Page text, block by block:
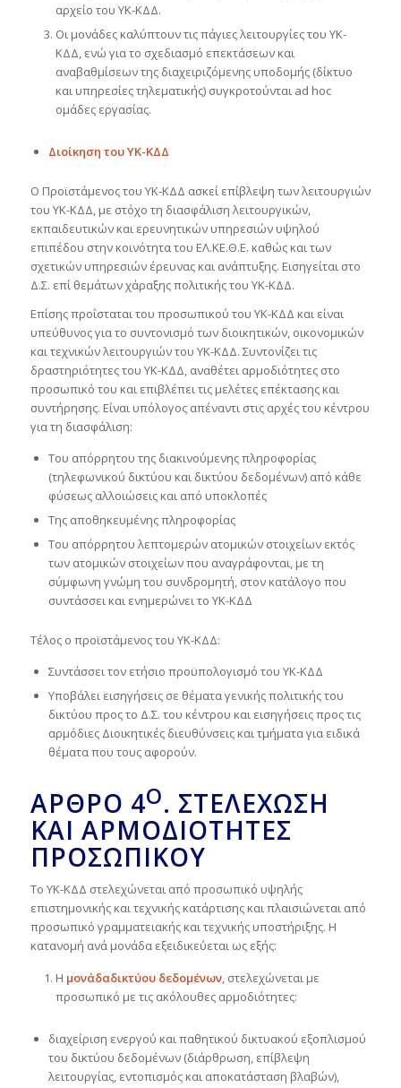
αρχείο του ΥΚ-ΚΔΔ.
Οι μονάδες καλύπτουν τις πάγιες λειτουργίες του ΥΚ-
ΚΔΔ, ενώ για το σχεδιασμό επεκτάσεων και
αναβαθμίσεων της διαχειριζόμενης υποδομής (δίκτυο
και υπηρεσίες τηλεματικής) συγκροτούνται ad hoc
ομάδες εργασίας.
Διοίκηση του ΥΚ-ΚΔΔ
Ο Προϊστάμενος του ΥΚ-ΚΔΔ ασκεί επίβλεψη των λειτουργιών
του ΥΚ-ΚΔΔ, με στόχο τη διασφάλιση λειτουργικών,
εκπαιδευτικών και ερευνητικών υπηρεσιών υψηλού
επιπέδου στην κοινότητα του ΕΛ.ΚΕ.Θ.Ε. καθώς και των
σχετικών υπηρεσιών έρευνας και ανάπτυξης. Εισηγείται στο
Δ.Σ. επί θεμάτων χάραξης πολιτικής του ΥΚ-ΚΔΔ.
Επίσης προΐσταται του προσωπικού του ΥΚ-ΚΔΔ και είναι
υπεύθυνος για το συντονισμό των διοικητικών, οικονομικών
και τεχνικών λειτουργιών του ΥΚ-ΚΔΔ. Συντονίζει τις
δραστηριότητες του ΥΚ-ΚΔΔ, αναθέτει αρμοδιότητες στο
προσωπικό του και επιβλέπει τις μελέτες επέκτασης και
συντήρησης. Είναι υπόλογος απέναντι στις αρχές του κέντρου
για τη διασφάλιση:
Του απόρρητου της διακινούμενης πληροφορίας
(τηλεφωνικού δικτύου και δικτύου δεδομένων) από κάθε
φύσεως αλλοιώσεις και από υποκλοπές
Της αποθηκευμένης πληροφορίας
Του απόρρητου λεπτομερών ατομικών στοιχείων εκτός
των ατομικών στοιχείων που αναγράφονται, με τη
σύμφωνη γνώμη του συνδρομητή, στον κατάλογο που
συντάσσει και ενημερώνει το ΥΚ-ΚΔΔ
Τέλος ο προϊστάμενος του ΥΚ-ΚΔΔ:
Συντάσσει τον ετήσιο προϋπολογισμό του ΥΚ-ΚΔΔ
Υποβάλει εισηγήσεις σε θέματα γενικής πολιτικής του
δικτύου προς το Δ.Σ. του κέντρου και εισηγήσεις προς τις
αρμόδιες Διοικητικές διευθύνσεις και τμήματα για ειδικά
θέματα που τους αφορούν.
ΆΡΘΡΟ 4Ο. ΣΤΕΛΈΧΩΣΗ
ΚΑΙ ΑΡΜΟΔΙΌΤΗΤΕΣ
ΠΡΟΣΩΠΙΚΟΎ
Το ΥΚ-ΚΔΔ στελεχώνεται από προσωπικό υψηλής
επιστημονικής και τεχνικής κατάρτισης και πλαισιώνεται από
προσωπικό γραμματειακής και τεχνικής υποστήριξης. Η
κατανομή ανά μονάδα εξειδικεύεται ως εξής:
Η μονάδαδικτύου δεδομένων, στελεχώνεται με
προσωπικό με τις ακόλουθες αρμοδιότητες:
διαχείριση ενεργού και παθητικού δικτυακού εξοπλισμού
του δικτύου δεδομένων (διάρθρωση, επίβλεψη
λειτουργίας, εντοπισμός και αποκατάσταση βλαβών),